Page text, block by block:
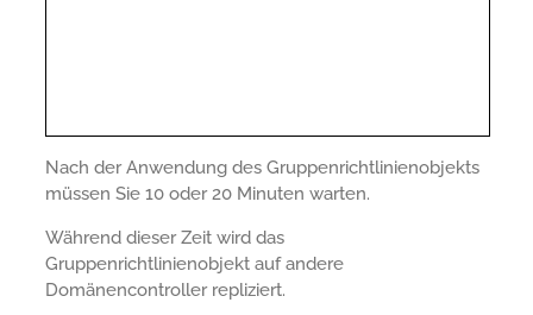
Nach der Anwendung des Gruppenrichtlinienobjekts
müssen Sie 10 oder 20 Minuten warten.
Während dieser Zeit wird das
Gruppenrichtlinienobjekt auf andere
Domänencontroller repliziert.